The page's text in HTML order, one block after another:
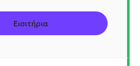
Εισιτήρια